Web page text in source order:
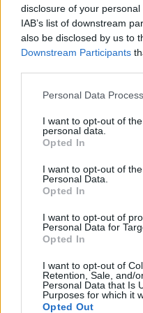
disclosure of your
IAB’s list of downstream
also be disclosed by us to
Downstream Participants
Personal Data
I want to opt-out of
personal data.
Opted In
I want to opt-out of
Personal Data.
Opted In
I want to opt-out of
Personal Data for
Opted In
I want to opt-out of
Retention, Sale, and/
Personal Data that Is
Purposes for which it
Opted Out
Estudo ambiental considera
metros do Molhe Leste do
O Estudo de Impacte
do Molhe Leste do Porto...
7 Agosto, 2026 - 15:30